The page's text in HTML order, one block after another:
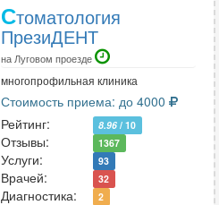
Стоматология
ПрезиДЕНТ
на Луговом проезде
многопрофильная клиника
Стоимость приема: до 4000
Рейтинг:
8.96 / 10
Отзывы: 1367
Услуги: 93
Врачей: 32
Диагностика: 2